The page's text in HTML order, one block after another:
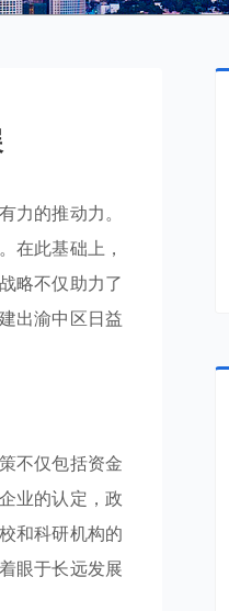
的推动力。
在此基础上，
略不仅助力了
出渝中区日益
不仅包括资金
业的认定，政
和科研机构的
眼于长远发展